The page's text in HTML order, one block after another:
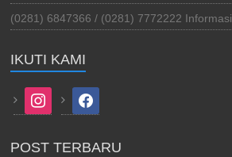
(0281) 6847366 / (0281) 7772222 Informasi
IKUTI KAMI
instagram facebook
POST TERBARU